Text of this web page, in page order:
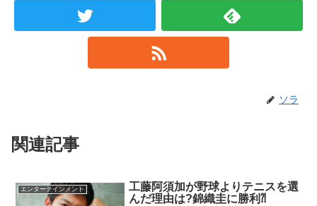
ソラ
関連記事
エンターテインメント
工藤阿須加が野球よりテニスを選
んだ理由は?錦織圭に勝利⁈